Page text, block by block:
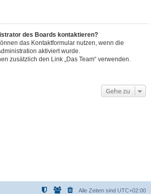
des Boards kontaktieren?
das Kontaktformular nutzen, wenn die
aktiviert wurde.
zusätzlich den Link „Das Team“ verwenden.
Gehe zu
Alle Zeiten sind UTC+02:00